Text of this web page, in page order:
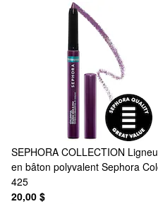
SEPHORA COLLECTION
en bâton polyvalent Sephora
425
20,00 $